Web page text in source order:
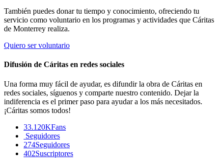
También puedes donar tu tiempo y conocimiento, ofreciendo tu
servicio como voluntario en los programas y actividades que Cáritas
de Monterrey realiza.
Quiero ser voluntario
Difusión de Cáritas en redes sociales
Una forma muy fácil de ayudar, es difundir la obra de Cáritas en
redes sociales, síguenos y comparte nuestro contenido. Dejar la
indiferencia es el primer paso para ayudar a los más necesitados.
¡Cáritas somos todos!
33.120KFans
Seguidores
274Seguidores
402Suscriptores